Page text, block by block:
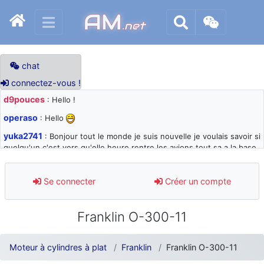
AM.net
chat
connectez-vous !
d9pouces : Hello !
operaso : Hello
yuka2741 : Bonjour tout le monde je suis nouvelle je voulais savoir si
quelqu'un c'est vers qu'elle heure rentre les avions tout sa a la base
d9pouces: désolé pour les quelques blocages du site ces derniers
jours : je teste des méthodes contre le spam et les bots trop nocifs
: Super, la nouvelle bannière
d9pouces
: je suis un avion@,._,+ > lesquels ? je ne suis pas sûr de
comprendre
Se connecter Créer un compte
Franklin O-300-11
Moteur à cylindres à plat Franklin Franklin O-300-11